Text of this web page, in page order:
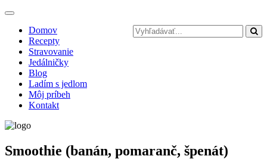
Toggle
navigationDomov
Recepty
Stravovanie
Jedálničky
Blog
Ladím s jedlom
Môj príbeh
Kontakt
Smoothie (banán, pomaranč, špenát)